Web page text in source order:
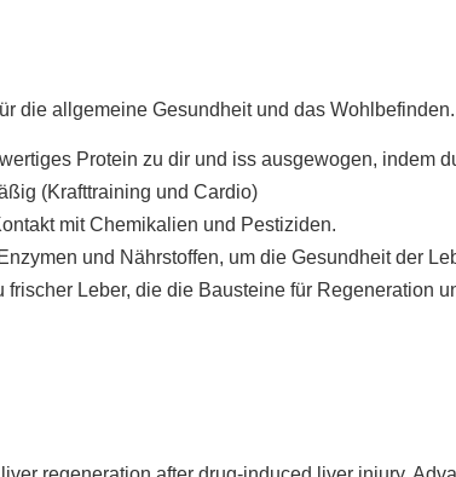
die allgemeine Gesundheit und das
Protein zu dir und iss ausgewogen, indem
(Krafttraining und Cardio)
mit Chemikalien und Pestiziden.
und Nährstoffen, um die Gesundheit der
Leber, die die Bausteine für Regeneration